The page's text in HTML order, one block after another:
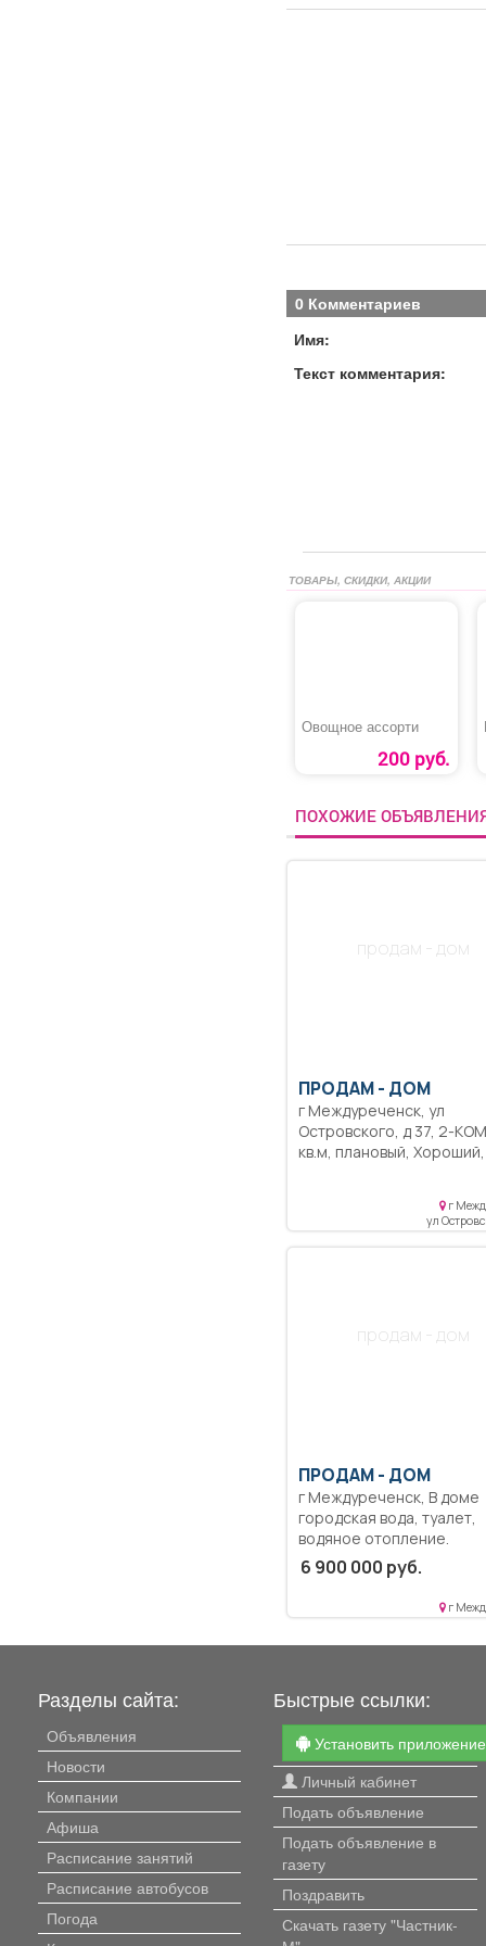
0 Комментариев
Имя:
Текст комментария:
ТОВАРЫ, СКИДКИ, АКЦИИ
Овощное ассорти
200 руб.
ПОХОЖИЕ
продам - дом
ПРОДАМ - ДОМ
г Междуреченск, ул
Островского, д 37, 2-КОМН., 50
кв.м, плановый, Хороший,
Электропроводка новая,
отличном состоянии.
холодная в доме,
есть теплица. Подъезд к
г
ул
продам - дом
ПРОДАМ - ДОМ
г Междуреченск, В доме
городская вода, туалет,
водяное отопление.
Постройки: гараж, сарай,
углярка, баня, летняя
беседка. Огород 9 соток в
собственности,
теплицы. Место ровное,
уместен. Собственник.
6 900 000 руб.
г
Разделы сайта:
Объявления
Новости
Компании
Афиша
Расписание занятий
Расписание автобусов
Погода
Быстрые ссылки:
Установить приложение
Личный кабинет
Подать объявление
Подать объявление в
газету
Поздравить
Скачать газету "Частник-